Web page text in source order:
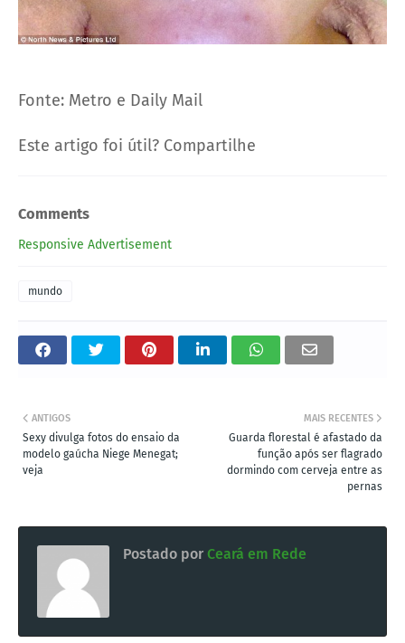
Fonte: Metro e Daily Mail
Este artigo foi útil? Compartilhe
Comments
Responsive Advertisement
mundo
MAIS RECENTES
Guarda florestal é afastado da
função após ser flagrado
dormindo com cerveja entre as
pernas
ANTIGOS
Sexy divulga fotos do ensaio da
modelo gaúcha Niege Menegat;
veja
Postado por Ceará em Rede